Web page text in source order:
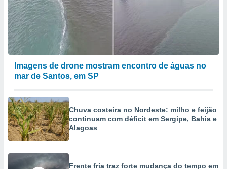
Imagens de drone mostram encontro de águas no
mar de Santos, em SP
Chuva costeira no Nordeste: milho e feijão
continuam com déficit em Sergipe, Bahia e
Alagoas
Frente fria traz forte mudança do tempo em